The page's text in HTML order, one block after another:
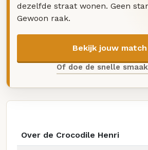
dezelfde straat wonen. Geen
Gewoon raak.
Bekijk jouw
Of doe de snelle
Over de Crocodile Henri